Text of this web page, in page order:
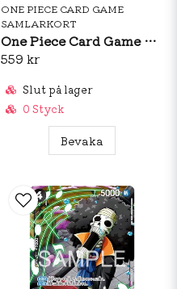
ONE PIECE CARD GAME
SAMLARKORT
One Piece Card Game Saikyo Jump May 2026 3-Set Promo Cards
559 kr
Slut på lager
0 Styck
Bevaka